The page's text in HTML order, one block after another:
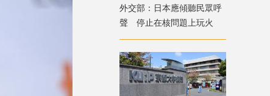
外交部：日本應傾聽民眾呼
聲 停止在核問題上玩火